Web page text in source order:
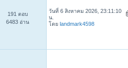
191 ตอบ
6483 อ่าน
วันที่ 6 สิงหาคม 2026, 23:11:10
น.
โดยlandmark4598